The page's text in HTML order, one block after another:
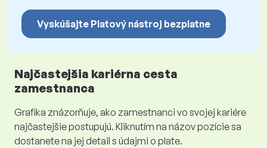
Vyskúšajte Platový nástroj bezplatne
Najčastejšia kariérna cesta
zamestnanca
Grafika znázorňuje, ako zamestnanci vo svojej kariére
najčastejšie postupujú. Kliknutím na názov pozície sa
dostanete na jej detail s údajmi o plate.